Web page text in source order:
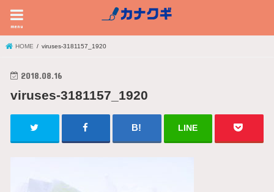
menu
HOME viruses-3181157_1920
2018.08.16
viruses-3181157_1920
LINE